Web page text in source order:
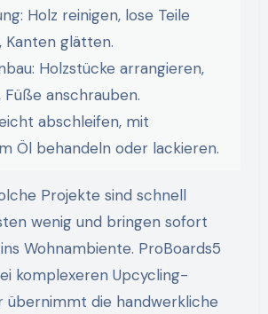
Holz reinigen, lose Teile
glätten.
Holzstücke arrangieren,
anschrauben.
abschleifen, mit
Öl behandeln oder lackieren.
Projekte sind schnell
wenig und bringen sofort
Wohnambiente. ProBoards5
komplexeren Upcycling-
übernimmt die handwerkliche